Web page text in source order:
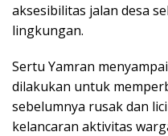
aksesibilitas jalan desa
lingkungan.
Sertu Yamran
dilakukan untuk
sebelumnya rusak dan
kelancaran aktivitas